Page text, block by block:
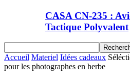
CASA CN-235 :
Tactique Polyvalent
Accueil Materiel Idées cadeaux
pour les photographes en herbe